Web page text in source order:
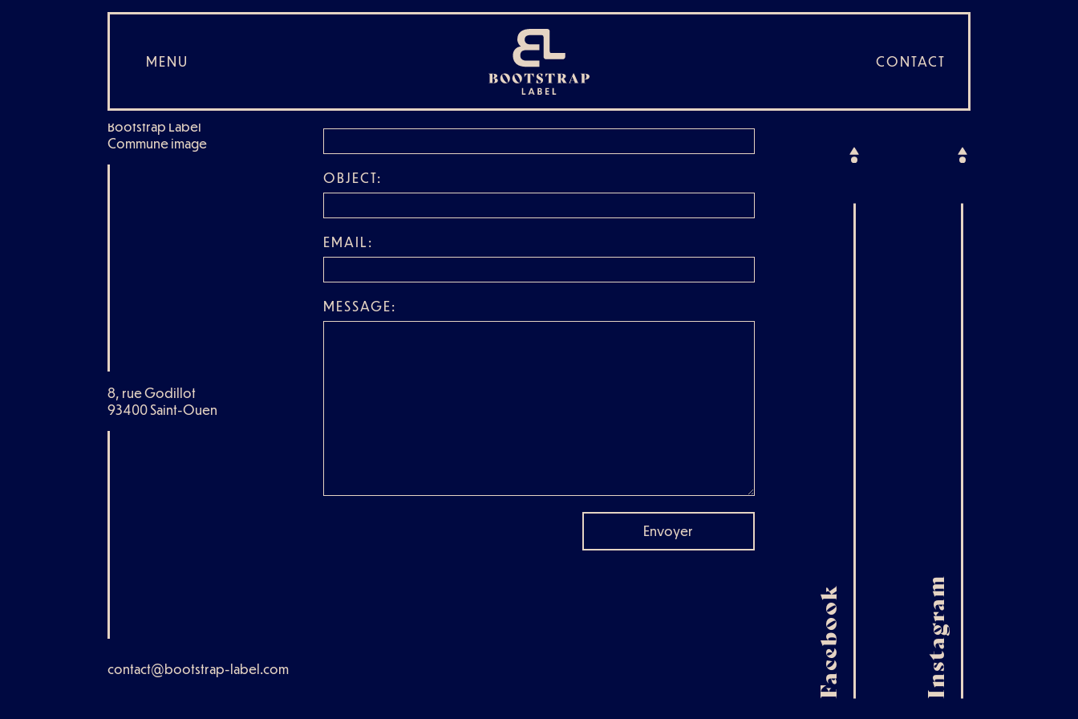
MENU CONTACT
Bootstrap Label
Commune image
8, rue Godillot
93400 Saint-Ouen
contact@bootstrap-label.com
NAME:
OBJECT:
EMAIL:
MESSAGE:
Envoyer
Facebook Instagram